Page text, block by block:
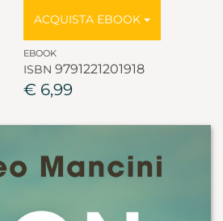
ACQUISTA EBOOK
EBOOK
ISBN 9791221201918
€ 6,99